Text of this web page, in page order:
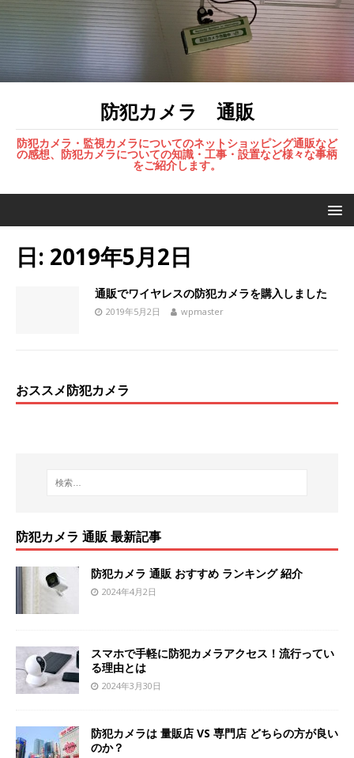
防犯カメラ 通販
防犯カメラ・監視カメラについてのネットショッピング通販など
の感想、防犯カメラについての知識・工事・設置など様々な事柄
をご紹介します。
日: 2019年5月2日
通販でワイヤレスの防犯カメラを購入しました
2019年5月2日 wpmaster
おススメ防犯カメラ
防犯カメラ 通販 最新記事
防犯カメラ 通販 おすすめ ランキング 紹介
2024年4月2日
スマホで手軽に防犯カメラアクセス！流行ってい
る理由とは
2024年3月30日
防犯カメラは 量販店 VS 専門店 どちらの方が良い
のか？